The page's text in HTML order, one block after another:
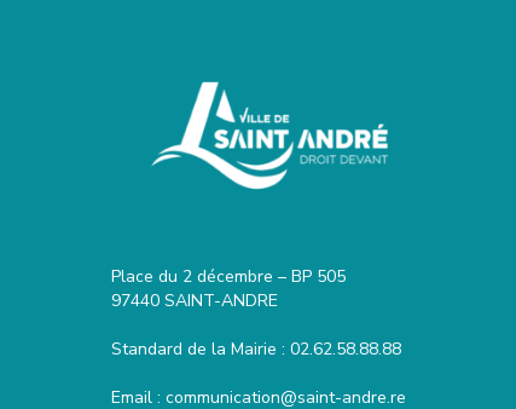
Place du 2 décembre – BP 505
97440 SAINT-ANDRE
Standard de la Mairie : 02.62.58.88.88
Email : communication@saint-andre.re